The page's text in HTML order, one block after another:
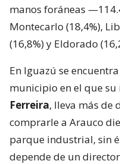
manos foráneas
Montecarlo (18,4%),
(16,8%) y Eldorado
En Iguazú se
municipio en el que su
Ferreira, lleva más de
comprarle a Arauco
parque industrial, sin
depende de un